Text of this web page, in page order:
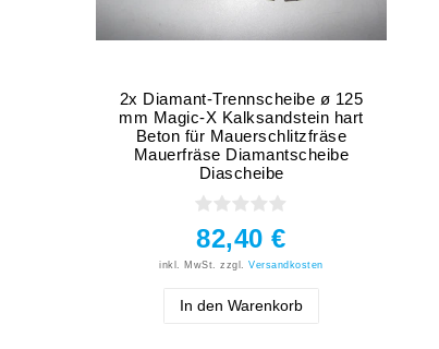
2x Diamant-Trennscheibe ø 125
mm Magic-X Kalksandstein hart
Beton für Mauerschlitzfräse
Mauerfräse Diamantscheibe
Diascheibe
82,40 €
inkl. MwSt. zzgl.Versandkosten
In den Warenkorb